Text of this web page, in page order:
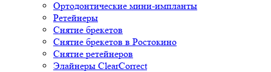
Ортодонтические мини-импланты
Ретейнеры
Снятие брекетов
Снятие брекетов в Ростокино
Снятие ретейнеров
Элайнеры ClearCorrect